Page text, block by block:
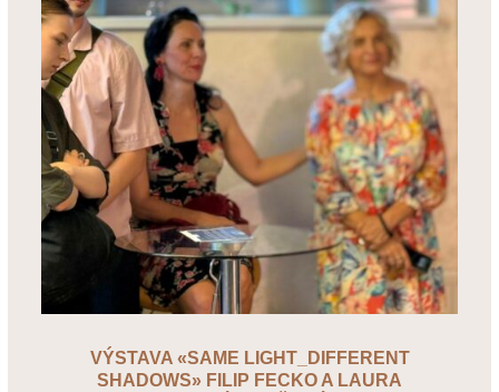
VÝSTAVA «SAME LIGHT_DIFFERENT
SHADOWS» FILIP FECKO A LAURA